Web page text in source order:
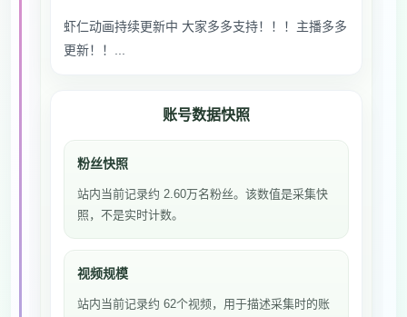
虾仁动画持续更新中 大家多多支持！！！主播多多
更新！！...
账号数据快照
粉丝快照
站内当前记录约 2.60万名粉丝。该数值是采集快
照，不是实时计数。
视频规模
站内当前记录约 62个视频，用于描述采集时的账